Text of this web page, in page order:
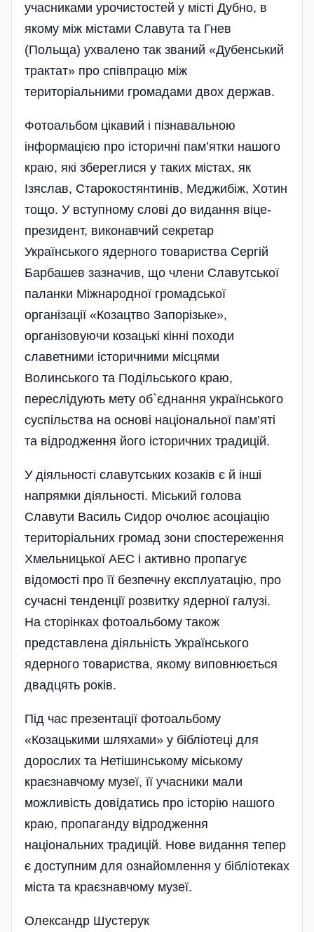
учасниками урочистостей у місті Дубно, в
якому між містами Славута та Гнев
(Польща) ухвалено так званий «Дубенський
трактат» про співпрацю між
територіальними громадами двох держав.
Фотоальбом цікавий і пізнавальною
інформацією про історичні пам’ятки нашого
краю, які збереглися у таких містах, як
Ізяслав, Старокостянтинів, Меджибіж, Хотин
тощо. У вступному слові до видання віце-
президент, виконавчий секретар
Українського ядерного товариства Сергій
Барбашев зазначив, що члени Славутської
паланки Міжнародної громадської
організації «Козацтво Запорізьке»,
організовуючи козацькі кінні походи
славетними історичними місцями
Волинського та Подільського краю,
переслідують мету об`єднання українського
суспільства на основі національної пам’яті
та відродження його історичних традицій.
У діяльності славутських козаків є й інші
напрямки діяльності. Міський голова
Славути Василь Сидор очолює асоціацію
територіальних громад зони спостереження
Хмельницької АЕС і активно пропагує
відомості про її безпечну експлуатацію, про
сучасні тенденції розвитку ядерної галузі.
На сторінках фотоальбому також
представлена діяльність Українського
ядерного товариства, якому виповнюється
двадцять років.
Під час презентації фотоальбому
«Козацькими шляхами» у бібліотеці для
дорослих та Нетішинському міському
краєзнавчому музеї, її учасники мали
можливість довідатись про історію нашого
краю, пропаганду відродження
національних традицій. Нове видання тепер
є доступним для ознайомлення у бібліотеках
міста та краєзнавчому музеї.
Олександр Шустерук